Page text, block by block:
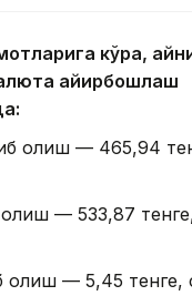
кўра,
айирбошлаш
олиш — 465,94
— 533,87
олиш — 5,45